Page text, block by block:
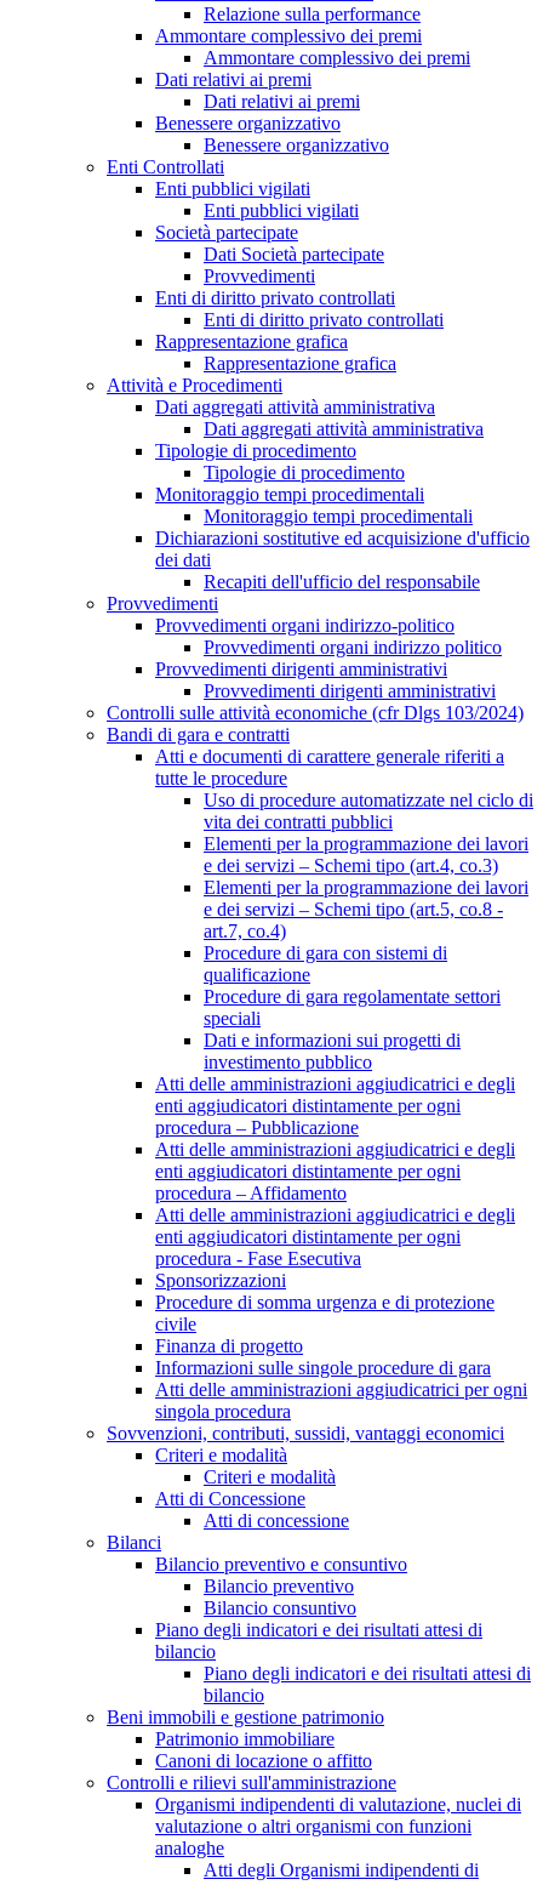
Relazione sulla performance
Ammontare complessivo dei premi
Ammontare complessivo dei premi
Dati relativi ai premi
Dati relativi ai premi
Benessere organizzativo
Benessere organizzativo
Enti Controllati
Enti pubblici vigilati
Enti pubblici vigilati
Società partecipate
Dati Società partecipate
Provvedimenti
Enti di diritto privato controllati
Enti di diritto privato controllati
Rappresentazione grafica
Rappresentazione grafica
Attività e Procedimenti
Dati aggregati attività amministrativa
Dati aggregati attività amministrativa
Tipologie di procedimento
Tipologie di procedimento
Monitoraggio tempi procedimentali
Monitoraggio tempi procedimentali
Dichiarazioni sostitutive ed acquisizione d'ufficio
dei dati
Recapiti dell'ufficio del responsabile
Provvedimenti
Provvedimenti organi indirizzo-politico
Provvedimenti organi indirizzo politico
Provvedimenti dirigenti amministrativi
Provvedimenti dirigenti amministrativi
Controlli sulle attività economiche (cfr Dlgs 103/2024)
Bandi di gara e contratti
Atti e documenti di carattere generale riferiti a
tutte le procedure
Uso di procedure automatizzate nel ciclo di
vita dei contratti pubblici
Elementi per la programmazione dei lavori
e dei servizi – Schemi tipo (art.4, co.3)
Elementi per la programmazione dei lavori
e dei servizi – Schemi tipo (art.5, co.8 -
art.7, co.4)
Procedure di gara con sistemi di
qualificazione
Procedure di gara regolamentate settori
speciali
Dati e informazioni sui progetti di
investimento pubblico
Atti delle amministrazioni aggiudicatrici e degli
enti aggiudicatori distintamente per ogni
procedura – Pubblicazione
Atti delle amministrazioni aggiudicatrici e degli
enti aggiudicatori distintamente per ogni
procedura – Affidamento
Atti delle amministrazioni aggiudicatrici e degli
enti aggiudicatori distintamente per ogni
procedura - Fase Esecutiva
Sponsorizzazioni
Procedure di somma urgenza e di protezione
civile
Finanza di progetto
Informazioni sulle singole procedure di gara
Atti delle amministrazioni aggiudicatrici per ogni
singola procedura
Sovvenzioni, contributi, sussidi, vantaggi economici
Criteri e modalità
Criteri e modalità
Atti di Concessione
Atti di concessione
Bilanci
Bilancio preventivo e consuntivo
Bilancio preventivo
Bilancio consuntivo
Piano degli indicatori e dei risultati attesi di
bilancio
Piano degli indicatori e dei risultati attesi di
bilancio
Beni immobili e gestione patrimonio
Patrimonio immobiliare
Canoni di locazione o affitto
Controlli e rilievi sull'amministrazione
Organismi indipendenti di valutazione, nuclei di
valutazione o altri organismi con funzioni
analoghe
Atti degli Organismi indipendenti di